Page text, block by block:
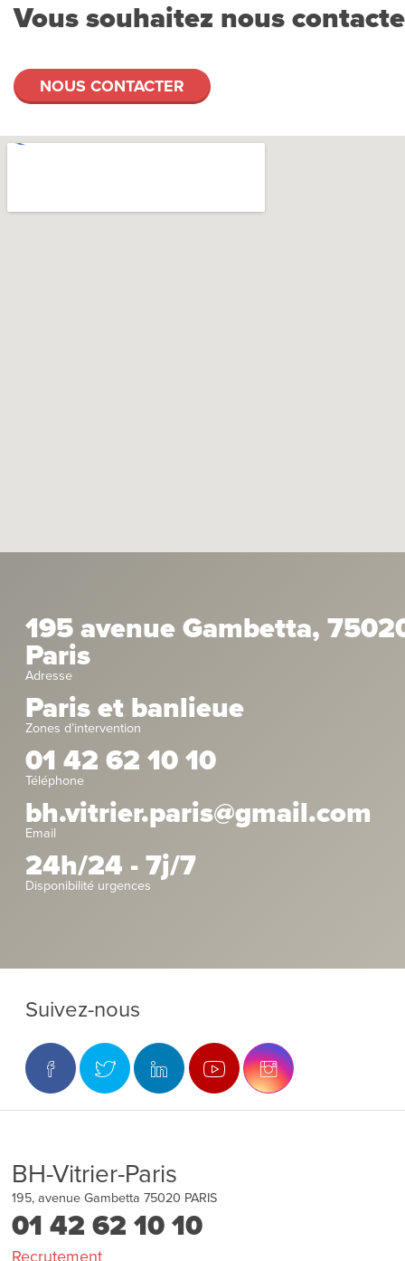
Vous souhaitez nous
NOUS CONTACTER
195 avenue Gambetta,
Paris
Adresse
Paris et banlieue
Zones d’intervention
01 42 62 10 10
Téléphone
bh.vitrier.paris@gmail.com
Email
24h/24 - 7j/7
Disponibilité urgences
Suivez-nous
BH-Vitrier-Paris
195, avenue Gambetta 75020 PARIS
01 42 62 10 10
Recrutement